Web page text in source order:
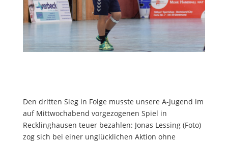
Den dritten Sieg in Folge musste unsere A-Jugend im
auf Mittwochabend vorgezogenen Spiel in
Recklinghausen teuer bezahlen: Jonas Lessing (Foto)
zog sich bei einer unglücklichen Aktion ohne